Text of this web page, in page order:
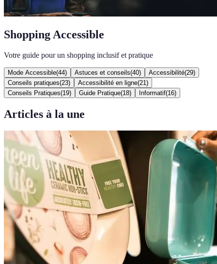
Shopping Accessible
Votre guide pour un shopping inclusif et pratique
Mode Accessible(44) Astuces et conseils(40) Accessibilité(29)
Conseils pratiques(23) Accessibilité en ligne(21 )
Conseils Pratiques(19) Guide Pratique(18) Informatif(16)
Articles à la une